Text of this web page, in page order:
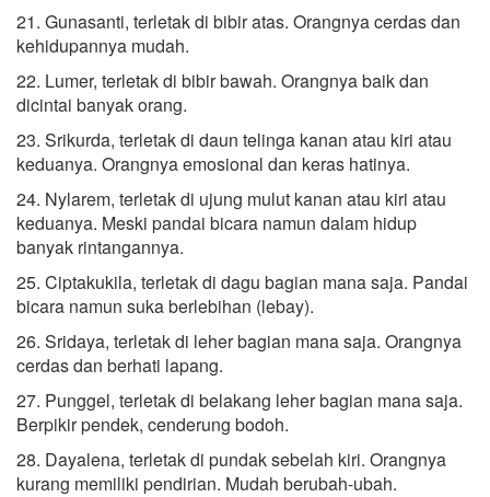
21. Gunasanti, terletak di bibir atas. Orangnya cerdas dan
kehidupannya mudah.
22. Lumer, terletak di bibir bawah. Orangnya baik dan
dicintai banyak orang.
23. Srikurda, terletak di daun telinga kanan atau kiri atau
keduanya. Orangnya emosional dan keras hatinya.
24. Nylarem, terletak di ujung mulut kanan atau kiri atau
keduanya. Meski pandai bicara namun dalam hidup
banyak rintangannya.
25. Ciptakukila, terletak di dagu bagian mana saja. Pandai
bicara namun suka berlebihan (lebay).
26. Sridaya, terletak di leher bagian mana saja. Orangnya
cerdas dan berhati lapang.
27. Punggel, terletak di belakang leher bagian mana saja.
Berpikir pendek, cenderung bodoh.
28. Dayalena, terletak di pundak sebelah kiri. Orangnya
kurang memiliki pendirian. Mudah berubah-ubah.